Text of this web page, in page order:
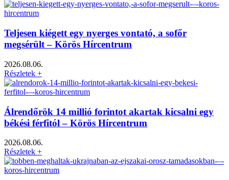
Teljesen kiégett egy nyerges vontató, a sofőr
megsérült – Körös Hírcentrum
2026.08.06.
Részletek +
Álrendőrök 14 millió forintot akartak kicsalni egy
békési férfitól – Körös Hírcentrum
2026.08.06.
Részletek +